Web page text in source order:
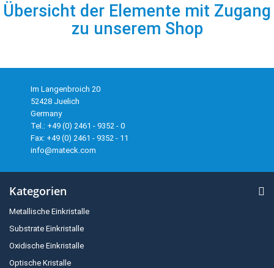
Übersicht der Elemente mit Zugang
zu unserem Shop
Im Langenbroich 20
52428 Juelich
Germany
Tel.: +49 (0) 2461 - 9352 - 0
Fax: +49 (0) 2461 - 9352 - 11
info@mateck.com
Kategorien
Metallische Einkristalle
Substrate Einkristalle
Oxidische Einkristalle
Optische Kristalle